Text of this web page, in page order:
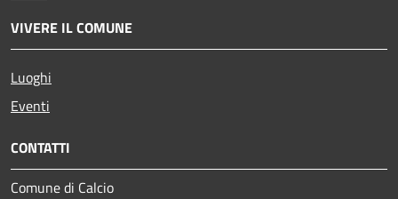
VIVERE IL COMUNE
Luoghi
Eventi
CONTATTI
Comune di Calcio